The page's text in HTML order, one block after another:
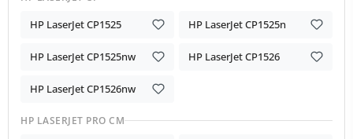
HP LaserJet CP1525 HP LaserJet CP1525n
HP LaserJet CP1525nw HP LaserJet CP1526
HP LaserJet CP1526nw
HP LASERJET PRO CM